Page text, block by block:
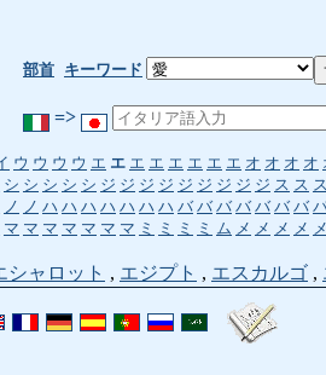
部首 キーワード
=>
ウ ウ ウ ウ エ エ エ エ エ エ エ エ オ オ オ オ
シ シ シ シ シ ジ ジ ジ ジ ジ ジ ジ ジ ジ ス ス ス
ノ ノ ハ ハ ハ ハ ハ ハ ハ バ バ バ バ バ バ バ
マ マ マ マ マ マ マ ミ ミ ミ ミ ム メ メ メ メ メ
シャロット , エジプト , エスカルゴ ,